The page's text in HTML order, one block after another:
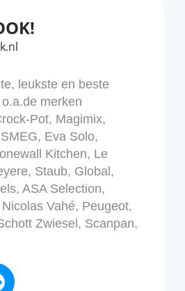
leukste en beste
merken
Pot, Magimix,
Eva Solo,
Kitchen, Le
Staub, Global,
ASA Selection,
Vahé, Peugeot,
Zwiesel, Scanpan,